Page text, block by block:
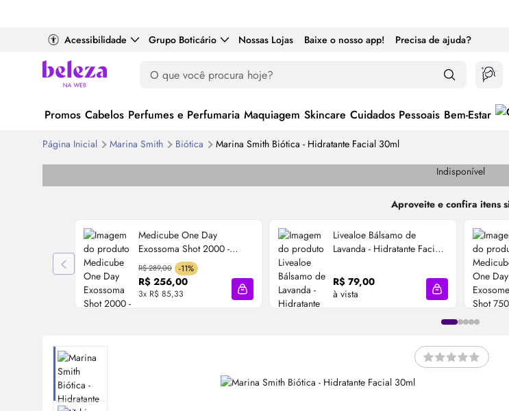
Acessibilidade Grupo Boticário Nossas Lojas Baixe o nosso app! Precisa de ajuda?
Promos Cabelos Perfumes e Perfumaria Maquiagem Skincare Cuidados Pessoais Bem-Estar
Página Inicial Marina Smith Biótica
Marina Smith Biótica - Hidratante Facial 30ml
Indisponível
Aproveite e confira itens
Medicube One Day
Exossoma Shot 2000 -
SérumFacial Regenerador
30ml
R$ 289,00 -11%
R$ 256,00
3x R$ 85,33 Adicionar à sacola
Livealoe Bálsamo de
Lavanda - Hidratante Facial
R$ 79,00
à vista
Adicionar à sacola